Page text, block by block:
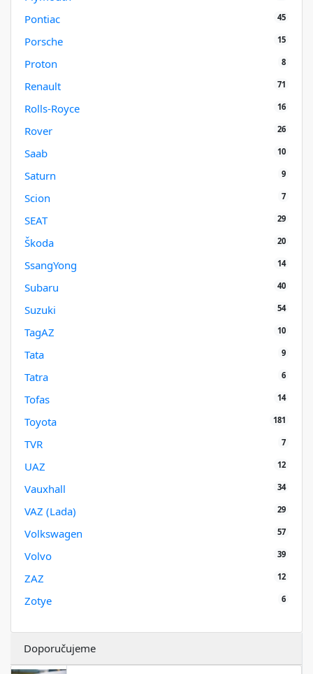
Pontiac 45
Porsche 15
Proton 8
Renault 71
Rolls-Royce 16
Rover 26
Saab 10
Saturn 9
Scion 7
SEAT 29
Škoda 20
SsangYong 14
Subaru 40
Suzuki 54
TagAZ 10
Tata 9
Tatra 6
Tofas 14
Toyota 181
TVR 7
UAZ 12
Vauxhall 34
VAZ (Lada) 29
Volkswagen 57
Volvo 39
ZAZ 12
Zotye 6
Doporučujeme